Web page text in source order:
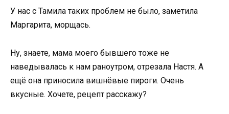
У нас с Тамила таких проблем не было, заметила
Маргарита, морщась.
Ну, знаете, мама моего бывшего тоже не
наведывалась к нам раноутром, отрезала Настя. А
ещё она приносила вишнёвые пироги. Очень
вкусные. Хочете, рецепт расскажу?